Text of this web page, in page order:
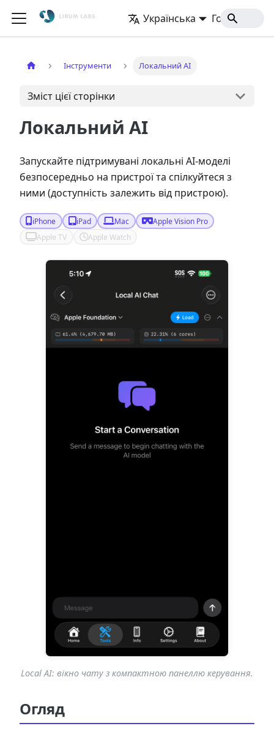
Українська Головна
Інструменти Локальний AI
Зміст цієї сторінки
Локальний AI
Запускайте підтримувані локальні AI-моделі
безпосередньо на пристрої та спілкуйтеся з
ними (доступність залежить від пристрою).
iPhone iPad Mac
Apple Vision Pro
Apple TV
Apple Watch
Local AI: вікно чату з компактною панеллю керування.
Огляд